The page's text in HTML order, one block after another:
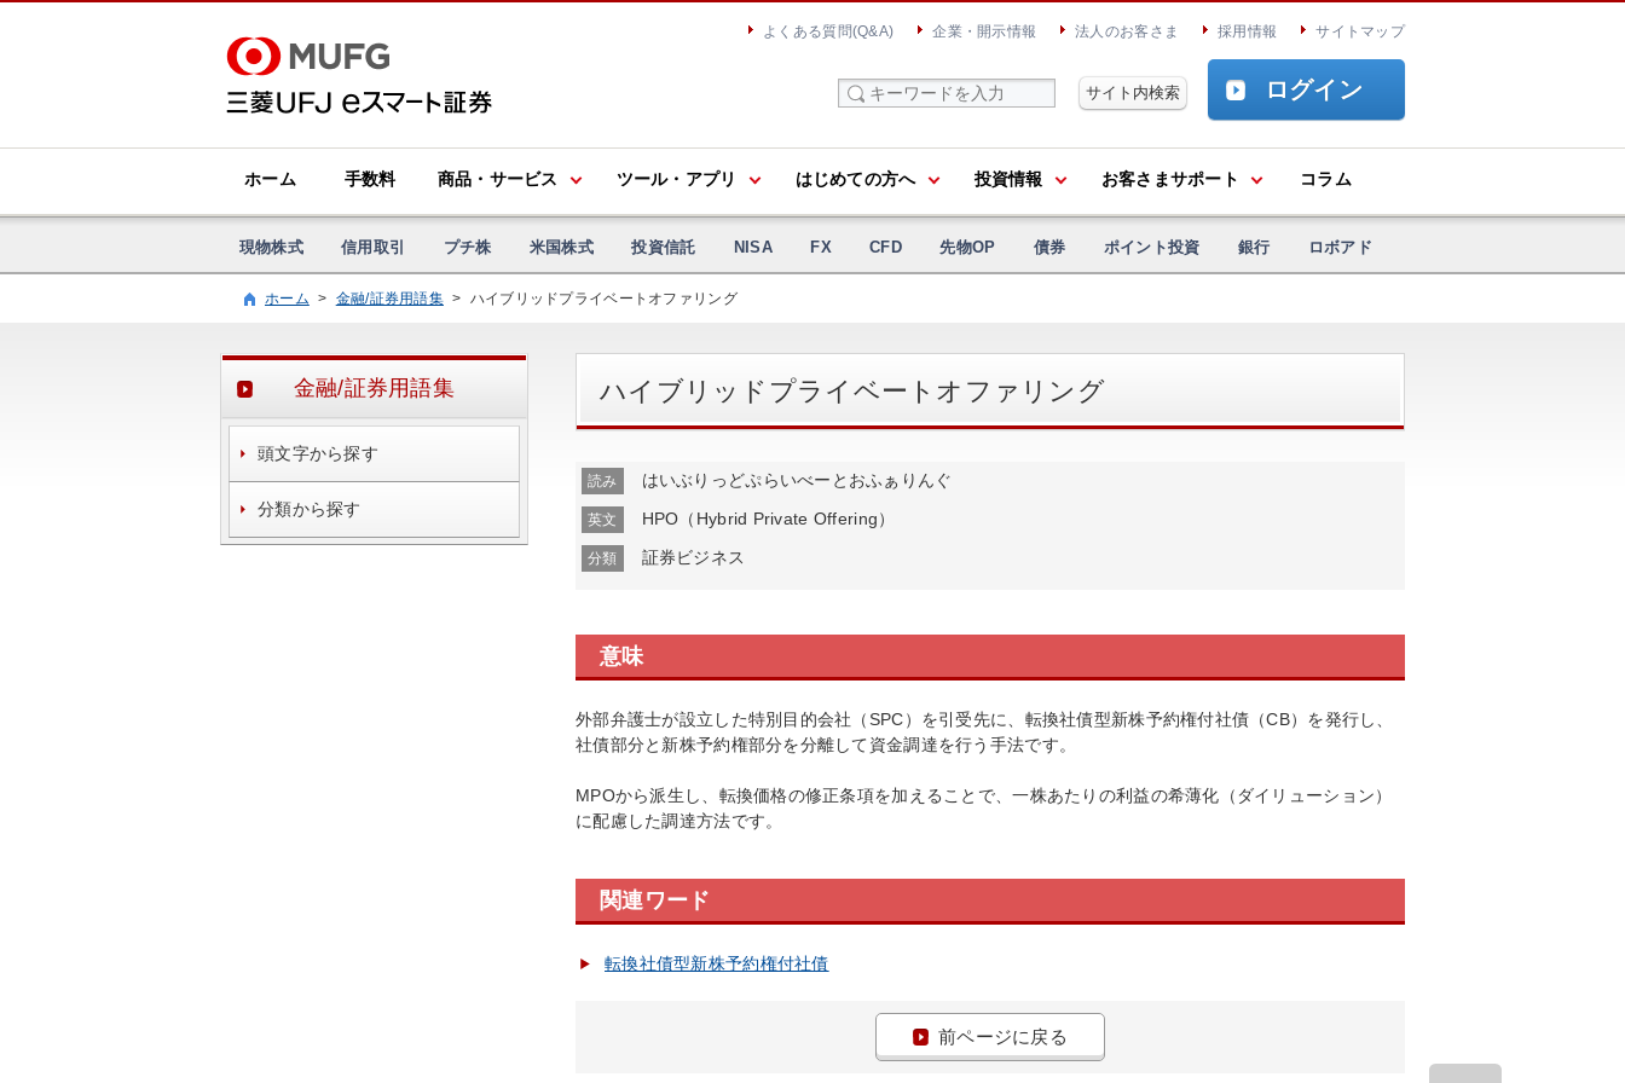
よくある質問(Q&A) 企業・開示情報 法人のお客さま 採用情報 サイトマップ
ログイン
ホーム 手数料 商品・サービス ツール・アプリ はじめての方へ 投資情報 お客さまサポート コラム
現物株式 信用取引 プチ株 米国株式 投資信託 NISA FX CFD 先物OP 債券 ポイント投資 銀行 ロボアド
ホーム > 金融/証券用語集 > ハイブリッドプライベートオファリング
ハイブリッドプライベートオファリング
読み はいぶりっどぷらいべーとおふぁりんぐ
英文 HPO（Hybrid Private Offering）
分類 証券ビジネス
意味
外部弁護士が設立した特別目的会社（SPC）を引受先に、転換社債型新株予約権付社債（CB）を発行し、
社債部分と新株予約権部分を分離して資金調達を行う手法です。
MPOから派生し、転換価格の修正条項を加えることで、一株あたりの利益の希薄化（ダイリューション）
に配慮した調達方法です。
関連ワード
転換社債型新株予約権付社債
前ページに戻る
金融/証券用語集
頭文字から探す
分類から探す